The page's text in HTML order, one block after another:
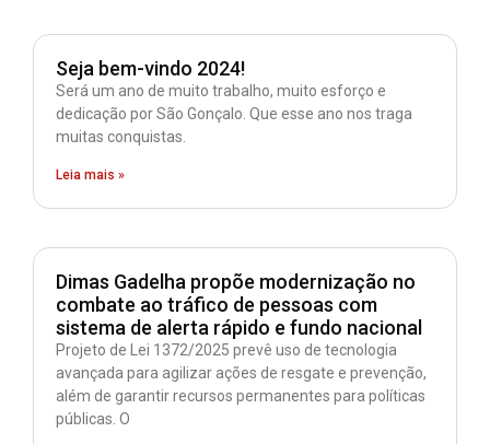
Seja bem-vindo 2024!
Será um ano de muito trabalho, muito esforço e
dedicação por São Gonçalo. Que esse ano nos traga
muitas conquistas.
Leia mais »
Dimas Gadelha propõe modernização no
combate ao tráfico de pessoas com
sistema de alerta rápido e fundo nacional
Projeto de Lei 1372/2025 prevê uso de tecnologia
avançada para agilizar ações de resgate e prevenção,
além de garantir recursos permanentes para políticas
públicas. O